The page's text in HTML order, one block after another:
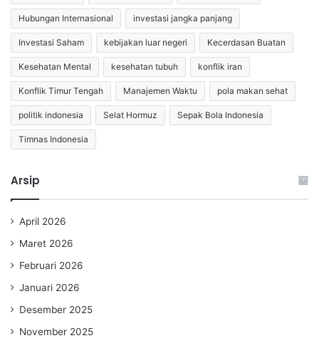
Hubungan Internasional investasi jangka panjang
Investasi Saham kebijakan luar negeri Kecerdasan Buatan
Kesehatan Mental kesehatan tubuh konflik iran
Konflik Timur Tengah Manajemen Waktu pola makan sehat
politik indonesia Selat Hormuz Sepak Bola Indonesia
Timnas Indonesia
Arsip
April 2026
Maret 2026
Februari 2026
Januari 2026
Desember 2025
November 2025